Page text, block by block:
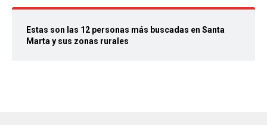
Estas son las 12 personas más buscadas en Santa
Marta y sus zonas rurales